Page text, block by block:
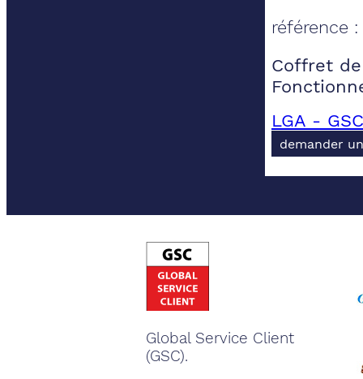
référence :
Coffret
LGA -
demander
Global Service Client
(GSC).